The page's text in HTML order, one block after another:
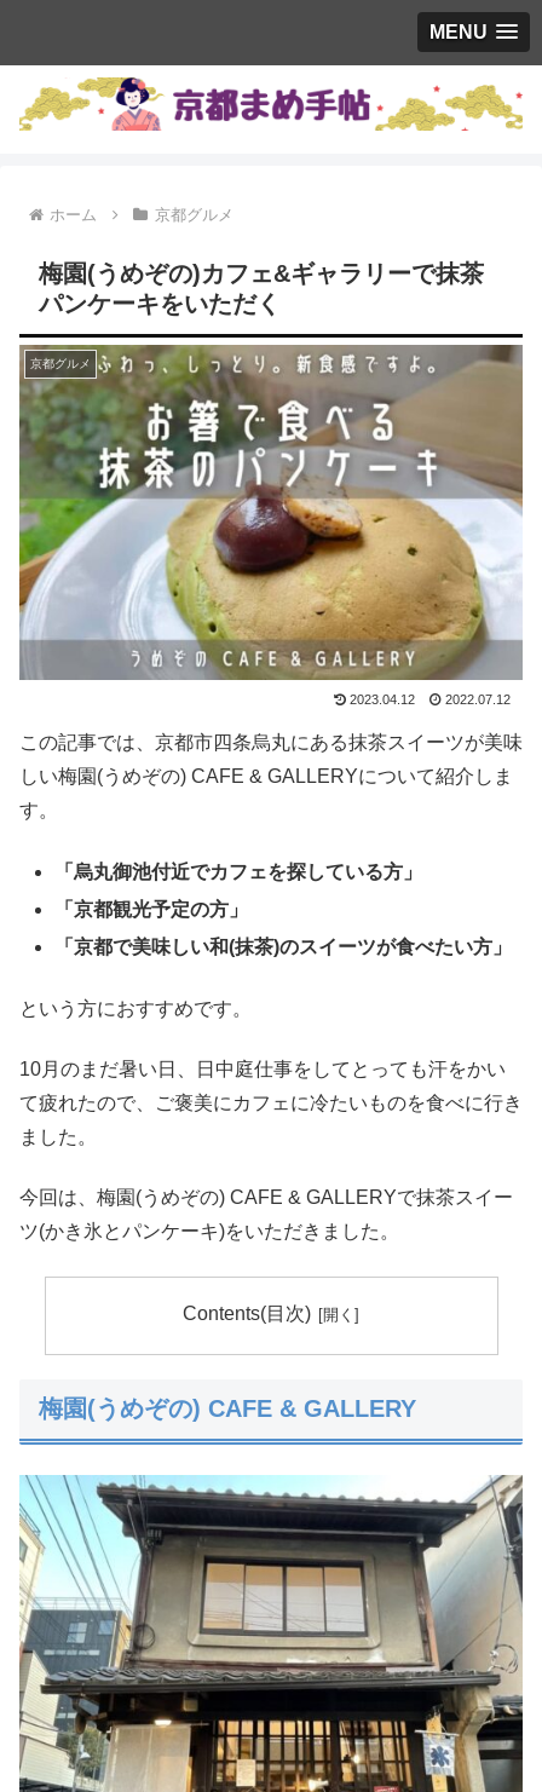
MENU
ホーム 京都グルメ
梅園(うめぞの)カフェ&ギャラリーで抹茶
パンケーキをいただく
京都グルメ
2023.04.12 2022.07.12
この記事では、京都市四条烏丸にある抹茶スイーツが美味
しい梅園(うめぞの) CAFE & GALLERYについて紹介しま
す。
「烏丸御池付近でカフェを探している方」
「京都観光予定の方」
「京都で美味しい和(抹茶)のスイーツが食べたい方」
という方におすすめです。
10月のまだ暑い日、日中庭仕事をしてとっても汗をかい
て疲れたので、ご褒美にカフェに冷たいものを食べに行き
ました。
今回は、梅園(うめぞの) CAFE & GALLERYで抹茶スイー
ツ(かき氷とパンケーキ)をいただきました。
Contents(目次)
梅園(うめぞの) CAFE & GALLERY